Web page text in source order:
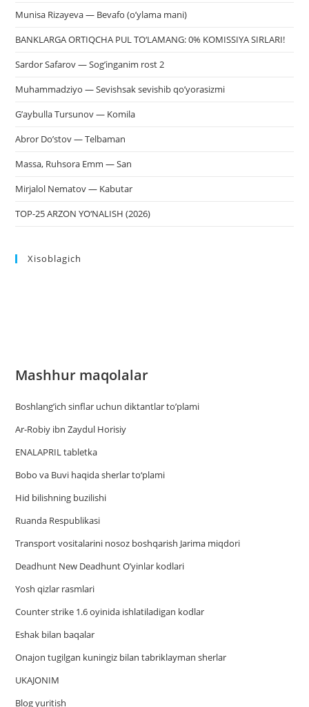
Munisa Rizayeva — Bevafo (o’ylama mani)
BANKLARGA ORTIQCHA PUL TO‘LAMANG: 0% KOMISSIYA SIRLARI!
Sardor Safarov — Sog’inganim rost 2
Muhammadziyo — Sevishsak sevishib qo’yorasizmi
G’aybulla Tursunov — Komila
Abror Do’stov — Telbaman
Massa, Ruhsora Emm — San
Mirjalol Nematov — Kabutar
TOP-25 ARZON YO‘NALISH (2026)
Xisoblagich
Mashhur maqolalar
Boshlang’ich sinflar uchun diktantlar to’plami
Ar-Robiy ibn Zaydul Horisiy
ENALAPRIL tabletka
Bobo va Buvi haqida sherlar to‘plami
Hid bilishning buzilishi
Ruanda Respublikasi
Trаnsport vositаlаrini nosoz boshqаrish Jаrimа miqdori
Deadhunt New Deadhunt O’yinlar kodlari
Yosh qizlar rasmlari
Counter strike 1.6 oyinida ishlatiladigan kodlar
Eshak bilan baqalar
Onajon tugilgan kuningiz bilan tabriklayman sherlar
UKAJONIM
Blog yuritish